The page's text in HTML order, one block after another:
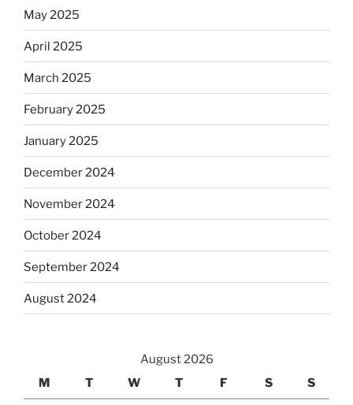
May 2025
April 2025
March 2025
February 2025
January 2025
December 2024
November 2024
October 2024
September 2024
August 2024
August 2026
M
T W T F S S